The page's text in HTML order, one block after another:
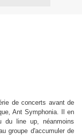
de concerts avant de
Ant Symphonia. Il en
du line up, néanmoins
groupe d'accumuler de